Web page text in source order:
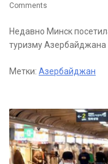
Comments
Недавно Минск
туризму
Метки: Азербайджан